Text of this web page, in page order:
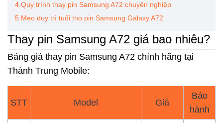
4.Quy trình thay pin Samsung A72 chuyên nghiệp
5.Mẹo duy trì tuổi thọ pin Samsung Galaxy A72
Thay pin Samsung A72 giá bao nhiêu?
Bảng giá thay pin Samsung A72 chính hãng tại
Thành Trung Mobile:
STT Model Giá
Bảo
hành